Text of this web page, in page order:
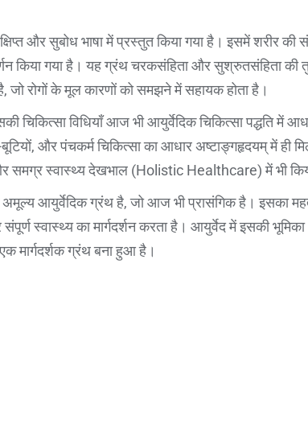
और सुबोध भाषा में प्रस्तुत किया गया है। इसमें शरीर
किया गया है। यह ग्रंथ चरकसंहिता और सुश्रुतसंहिता
जो रोगों के मूल कारणों को समझने में सहायक होता है।
चिकित्सा विधियाँ आज भी आयुर्वेदिक चिकित्सा पद्धति में
और पंचकर्म चिकित्सा का आधार अष्टाङ्गहृदयम् में ही
समग्र स्वास्थ्य देखभाल (Holistic Healthcare) में भी
आयुर्वेदिक ग्रंथ है, जो आज भी प्रासंगिक है। इसका
स्वास्थ्य का मार्गदर्शन करता है। आयुर्वेद में इसकी
मार्गदर्शक ग्रंथ बना हुआ है।